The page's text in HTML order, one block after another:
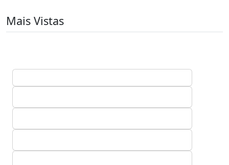
Mais Vistas